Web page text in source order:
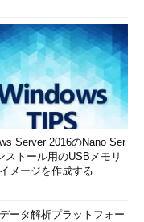
Server 2016のNano Ser
ストール用のUSBメモリ
メージを作成する
ータ解析プラットフォー